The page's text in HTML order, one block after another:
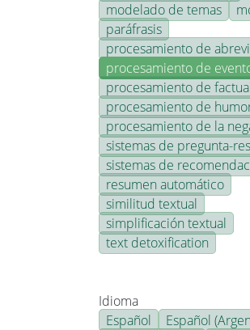
modelado de temas
paráfrasis
procesamiento de
procesamiento de
procesamiento de
procesamiento de
procesamiento de la
sistemas de pregunta-
sistemas de
resumen automático
similitud textual
simplificación textual
text detoxification
Idioma
Español
Español